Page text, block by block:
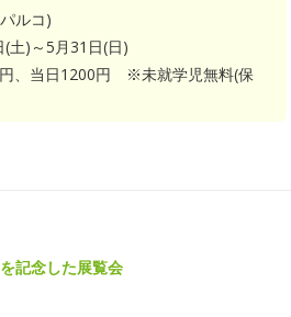
ルコ)
土)～5月31日(日)
、当日1200円 ※未就学児無料(保
記念した展覧会